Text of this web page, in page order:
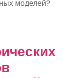
моделей?